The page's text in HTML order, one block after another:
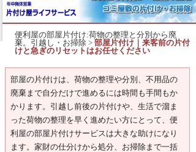
便利屋の部屋片付け:荷物の整理と分別から廃
棄。引越し・お掃除 > 部屋片付け｜来客前の片付
けと急ぎのリセットはお任せください
部屋の片付けは、荷物の整理や分別、不用品の
廃棄まで自分だけで進めるには時間も手間もか
かります。引越し前後の片付けや、生活で溜ま
った荷物の整理を早く進めたい方にとって、便
利屋の部屋片付けサービスは大きな助けになり
ます。家財の仕分けから処分、お掃除まで一括